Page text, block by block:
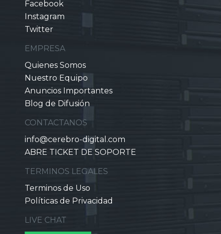
Facebook
Instagram
Twitter
EMPRESA
Quienes Somos
Nuestro Equipo
Anuncios Importantes
Blog de Difusión
CONTACTANOS
info@cerebro-digital.com
ABRE TICKET DE SOPORTE
TERMINOS LEGALES
Terminos de Uso
Políticas de Privacidad
LIVE CHAT